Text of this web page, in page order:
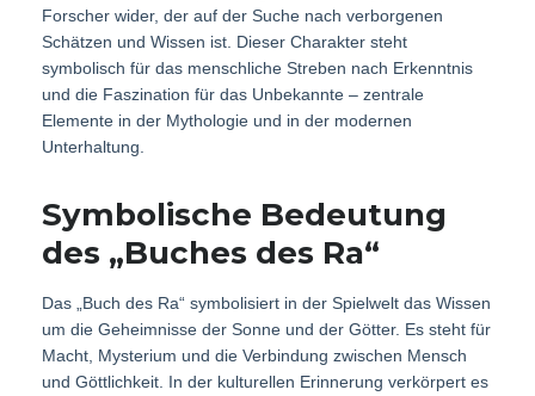
Forscher wider, der auf der Suche nach verborgenen
Schätzen und Wissen ist. Dieser Charakter steht
symbolisch für das menschliche Streben nach Erkenntnis
und die Faszination für das Unbekannte – zentrale
Elemente in der Mythologie und in der modernen
Unterhaltung.
Symbolische Bedeutung
des „Buches des Ra“
Das „Buch des Ra“ symbolisiert in der Spielwelt das Wissen
um die Geheimnisse der Sonne und der Götter. Es steht für
Macht, Mysterium und die Verbindung zwischen Mensch
und Göttlichkeit. In der kulturellen Erinnerung verkörpert es